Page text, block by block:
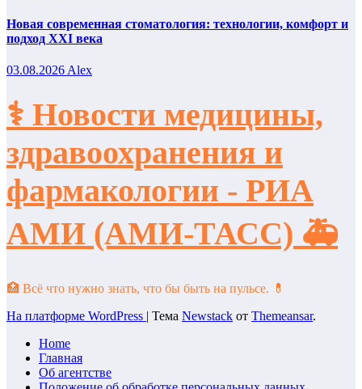
Новая современная стоматология: технологии, комфорт и
подход XXI века
03.08.2026 Alex
⚕️ Новости медицины,
здравоохранения и
фармакологии - РИА
АМИ (АМИ-ТАСС) 🚑
🏥 Всё что нужно знать, что бы быть на пульсе. 💊
На платформе WordPress | Тема Newstack от Themeansar.
Home
Главная
Об агентстве